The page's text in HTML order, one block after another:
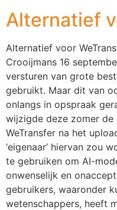
Alternatief
Alternatief voor
Crooijmans 16
versturen van grote
gebruikt. Maar dit van
onlangs in opspraak
wijzigde deze zomer de
WeTransfer na het
‘eigenaar’ hiervan zou
te gebruiken om AI-
onwenselijk en
gebruikers, waaronder
wetenschappers, heeft